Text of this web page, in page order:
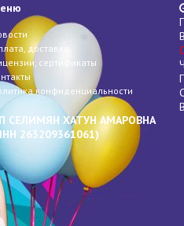
доставка
сертификаты
конфиденциальности
СЕЛИМЯН ХАТУН АМАРОВНА
263209361061)